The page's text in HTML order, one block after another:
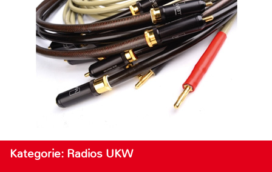
Kategorie: Radios UKW